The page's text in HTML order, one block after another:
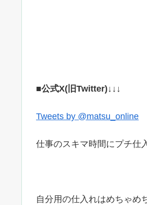
■公式X(旧Twitter)↓↓↓
Tweets by @matsu_online
仕事のスキマ時間にプチ仕
自分用の仕入れはめちゃめ